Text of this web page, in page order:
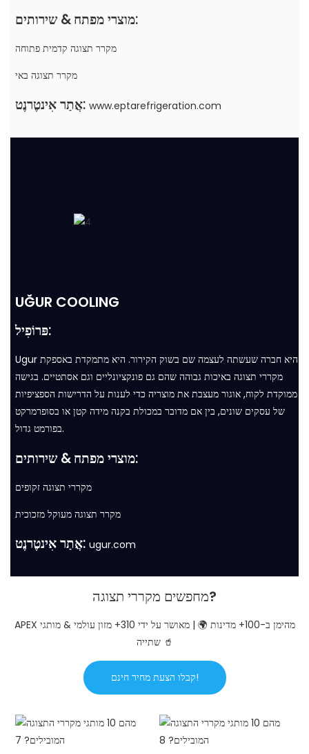
מוצרי מפתח & שירותים:
מקרר תצוגה קדמית פתוחה
מקרר תצוגה באי
אֲתַר אִינטֶרנֶט: www.eptarefrigeration.com
UĞUR COOLING
פּרוֹפִיל:
Ugur היא חברה שעשתה לעצמה שם בשוק הקירור. היא מתמקדת באספקת
מקררי תצוגה באיכות גבוהה שהם גם פונקציונליים וגם אסתטיים. בגישה
ממוקדת לקוח, אוגור מעצבת את מוצריה כדי לענות על הדרישות הספציפיות
של עסקים שונים, בין אם מדובר במכולת בקנה מידה קטן או בסופרמרקט
בפורמט גדול.
מוצרי מפתח & שירותים:
מקררי תצוגה זקופים
מקרר תצוגה מעוקל מזכוכית
אֲתַר אִינטֶרנֶט: ugur.com
מחפשים מקררי תצוגה?
APEX מהימן ב-100+ מדינות 🌍 | מאושר על ידי 310+ מזון עולמי & מותגי
שתייה 🥤
קבלו הצעת מחיר חינם!